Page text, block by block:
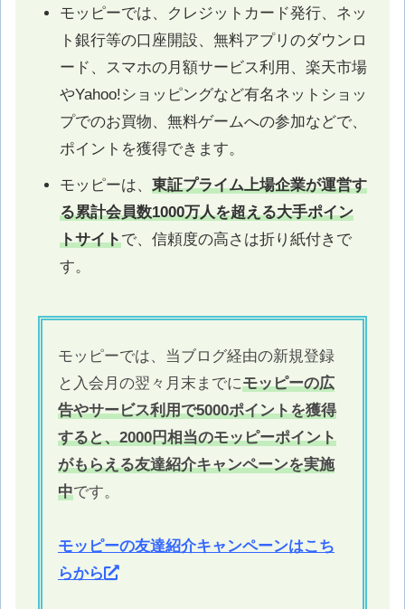
モッピーでは、クレジットカード発行、ネッ
ト銀行等の口座開設、無料アプリのダウンロ
ード、スマホの月額サービス利用、楽天市場
やYahoo!ショッピングなど有名ネットショッ
プでのお買物、無料ゲームへの参加などで、
ポイントを獲得できます。
モッピーは、 東証プライム上場企業が運営す
る累計会員数1000万人を超える大手ポイン
トサイトで、信頼度の高さは折り紙付きで
す。
モッピーでは、当ブログ経由の新規登録
と入会月の翌々月末までにモッピーの広
告やサービス利用で5000ポイントを獲得
すると、2000円相当のモッピーポイント
がもらえる友達紹介キャンペーンを実施
中です。
モッピーの友達紹介キャンペーンはこち
らから